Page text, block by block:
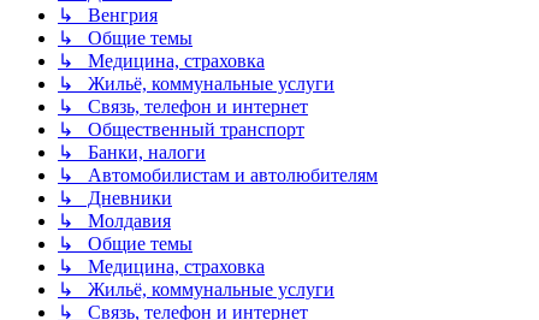
↳ Венгрия
↳ Общие темы
↳ Медицина, страховка
↳ Жильё, коммунальные услуги
↳ Связь, телефон и интернет
↳ Общественный транспорт
↳ Банки, налоги
↳ Автомобилистам и автолюбителям
↳ Дневники
↳ Молдавия
↳ Общие темы
↳ Медицина, страховка
↳ Жильё, коммунальные услуги
↳ Связь, телефон и интернет